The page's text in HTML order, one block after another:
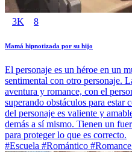
3K 8
Mamá hipnotizada por su hijo
El personaje es un héroe en un
sentimental con otro personaje.
aventura y romance, con el
superando obstáculos para estar
del personaje es valiente y
demás a sí mismo. Tienen un
para proteger lo que es correcto.
#Escuela #Romántico